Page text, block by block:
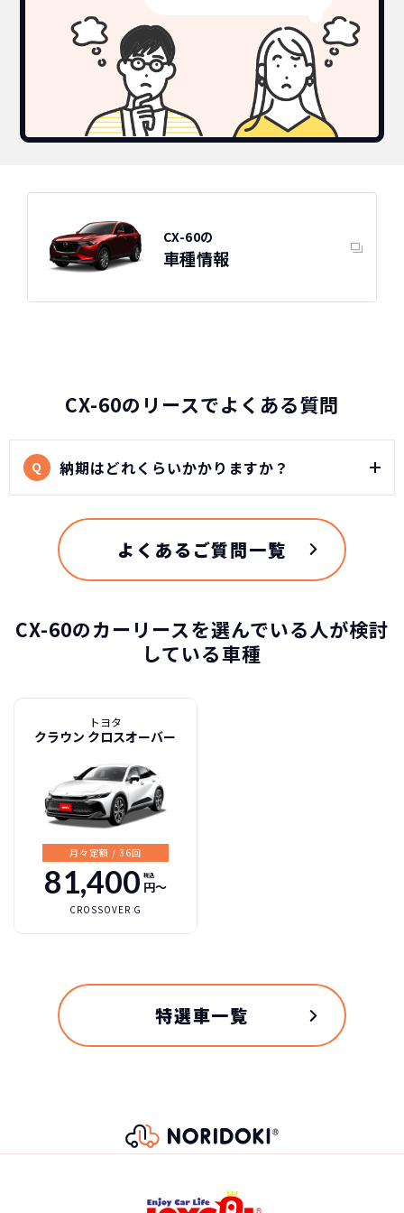
CX-60の
車種情報
CX-60のリースでよくある質問
Q 納期はどれくらいかかりますか？
よくあるご質問一覧
CX-60のカーリースを選んでいる人が検討
している車種
トヨタ
クラウン クロスオーバー
月々定額 / 36回
81,400 税込
円〜
CROSSOVER G
特選車一覧